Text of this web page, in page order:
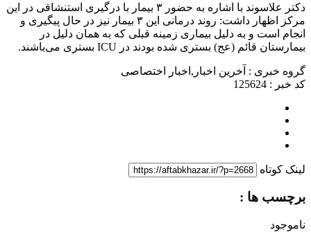
دکتر علاسوند با اشاره به حضور ۳ بیمار با درگیری استنشاقی در این
مرکز اظهار داشت: روند درمانی این ۳ بیمار نیز در حال پیگیری و
انجام است و به دلیل بیماری زمینه قبلی که به همان دلیل در
بیمارستان قائم (عج) بستری شده بودند در ICU بستری می‌باشند.
گروه خبری : آخرین اخبار,اخبار اختصاصی
کد خبر : 125624
لینک کوتاه
برچسب ها :
ناموجود